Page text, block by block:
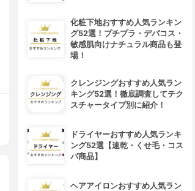
化粧下地おすすめ人気ランキン
グ52選！プチプラ・デパコス・
敏感肌向けナチュラル商品も登
場！
クレンジングおすすめ人気ラン
キング52選！徹底調査してテク
スチャータイプ別に紹介！
ドライヤーおすすめ人気ランキ
ング52選【速乾・くせ毛・コス
パ商品】
ヘアアイロンおすすめ人気ラン